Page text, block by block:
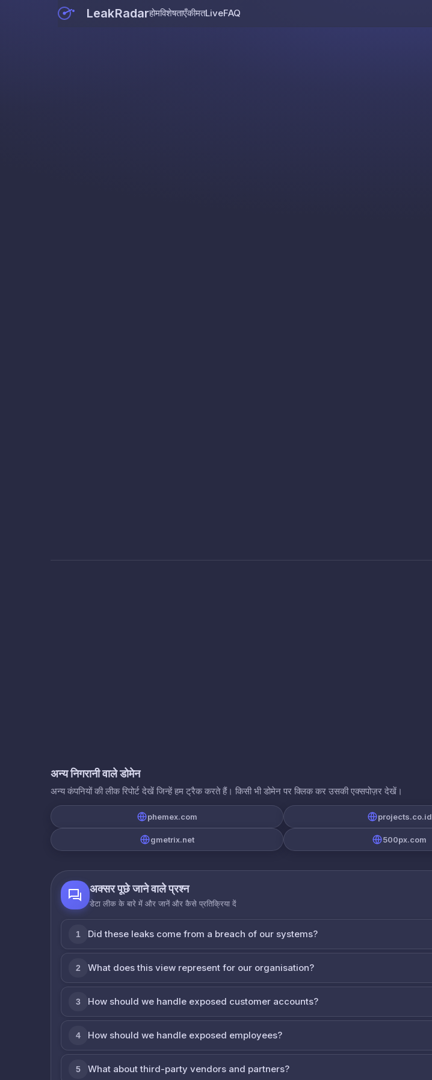
LeakRadarहोमविशेषताएँकीमतLiveFAQ
अन्य निगरानी वाले डोमेन
अन्य कंपनियों की लीक रिपोर्ट देखें जिन्हें हम ट्रैक करते हैं। किसी भी डोमेन पर क्लिक कर उसकी एक्सपोज़र देखें।
phemex.com projects.co.id
gmetrix.net 500px.com
अक्सर पूछे जाने वाले प्रश्न
डेटा लीक के बारे में और जानें और कैसे प्रतिक्रिया दें
1 Did these leaks come from a breach of our systems?
2 What does this view represent for our organisation?
3 How should we handle exposed customer accounts?
4 How should we handle exposed employees?
5 What about third-party vendors and partners?